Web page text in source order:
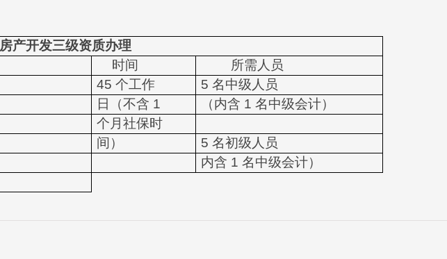
房产开发三级资质办理
时间
所需人员
45个工作 5名中级人员
日（不含 1 （内含 1名中级会计）
个月社保时
间） 5名初级人员
内含 1名中级会计）